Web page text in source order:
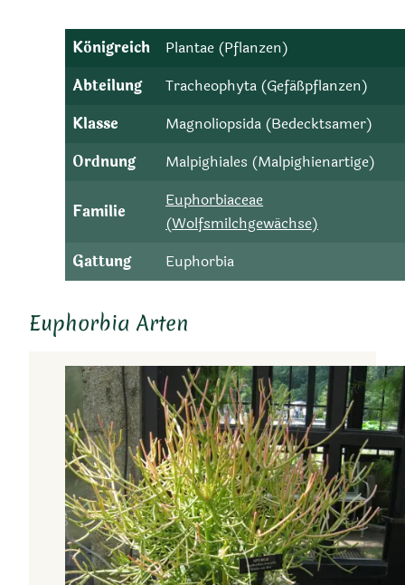
Königreich
Plantae (Pflanzen)
Abteilung
Tracheophyta (Gefäßpflanzen)
Klasse
Magnoliopsida (Bedecktsamer)
Ordnung
Malpighiales (Malpighienartige)
Familie
Euphorbiaceae
(Wolfsmilchgewächse)
Gattung
Euphorbia
Euphorbia Arten